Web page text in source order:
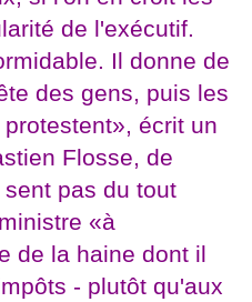
de l'exécutif.
Il donne de
des gens, puis les
écrit un
Flosse, de
pas du tout
«à
de la haine dont il
- plutôt qu'aux